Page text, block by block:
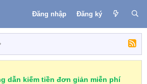
Đăng nhập Đăng ký
dẫn kiếm tiền đơn giản miễn phí